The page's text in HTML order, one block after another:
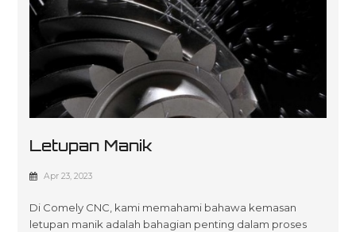
Letupan Manik
Apr 23, 2023
Di Comely CNC, kami memahami bahawa kemasan
letupan manik adalah bahagian penting dalam proses